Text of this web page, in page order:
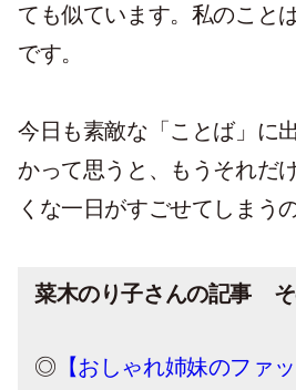
ても似ています。私のこと
です。
今日も素敵な「ことば」に
かって思うと、もうそれだ
くな一日がすごせてしまう
菜木のり子さんの記事 そ
◎ 【おしゃれ姉妹のファ